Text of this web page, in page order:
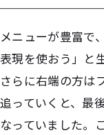
メニューが豊富で
表現を使おう」と
さらに右端の方は
追っていくと、最
なっていました。